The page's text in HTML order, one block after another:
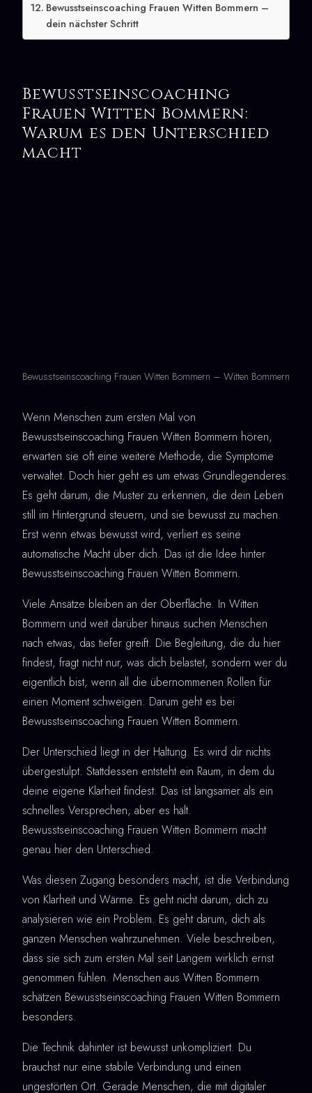
Bewusstseinscoaching Frauen Witten Bommern –
dein nächster Schritt
Bewusstseinscoaching
Frauen Witten Bommern:
Warum es den Unterschied
macht
Bewusstseinscoaching Frauen Witten Bommern – Witten Bommern
Wenn Menschen zum ersten Mal von
Bewusstseinscoaching Frauen Witten Bommern hören,
erwarten sie oft eine weitere Methode, die Symptome
verwaltet. Doch hier geht es um etwas Grundlegenderes.
Es geht darum, die Muster zu erkennen, die dein Leben
still im Hintergrund steuern, und sie bewusst zu machen.
Erst wenn etwas bewusst wird, verliert es seine
automatische Macht über dich. Das ist die Idee hinter
Bewusstseinscoaching Frauen Witten Bommern.
Viele Ansätze bleiben an der Oberfläche. In Witten
Bommern und weit darüber hinaus suchen Menschen
nach etwas, das tiefer greift. Die Begleitung, die du hier
findest, fragt nicht nur, was dich belastet, sondern wer du
eigentlich bist, wenn all die übernommenen Rollen für
einen Moment schweigen. Darum geht es bei
Bewusstseinscoaching Frauen Witten Bommern.
Der Unterschied liegt in der Haltung. Es wird dir nichts
übergestülpt. Stattdessen entsteht ein Raum, in dem du
deine eigene Klarheit findest. Das ist langsamer als ein
schnelles Versprechen, aber es hält.
Bewusstseinscoaching Frauen Witten Bommern macht
genau hier den Unterschied.
Was diesen Zugang besonders macht, ist die Verbindung
von Klarheit und Wärme. Es geht nicht darum, dich zu
analysieren wie ein Problem. Es geht darum, dich als
ganzen Menschen wahrzunehmen. Viele beschreiben,
dass sie sich zum ersten Mal seit Langem wirklich ernst
genommen fühlen. Menschen aus Witten Bommern
schätzen Bewusstseinscoaching Frauen Witten Bommern
besonders.
Die Technik dahinter ist bewusst unkompliziert. Du
brauchst nur eine stabile Verbindung und einen
ungestörten Ort. Gerade Menschen, die mit digitaler